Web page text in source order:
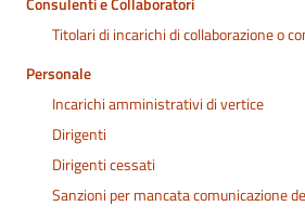
Titolari di incarichi di collaborazione o
Personale
Incarichi amministrativi di vertice
Dirigenti
Dirigenti cessati
Sanzioni per mancata comunicazione